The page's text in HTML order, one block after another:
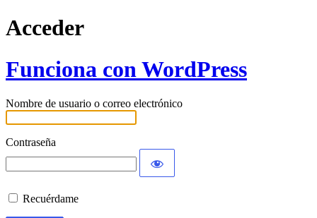
Acceder
Funciona con WordPress
Nombre de usuario o correo electrónico
Contraseña
Recuérdame